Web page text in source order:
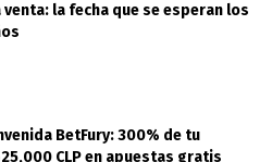
venta: la fecha que se esperan los
BetFury: 300% de tu
CLP en apuestas gratis